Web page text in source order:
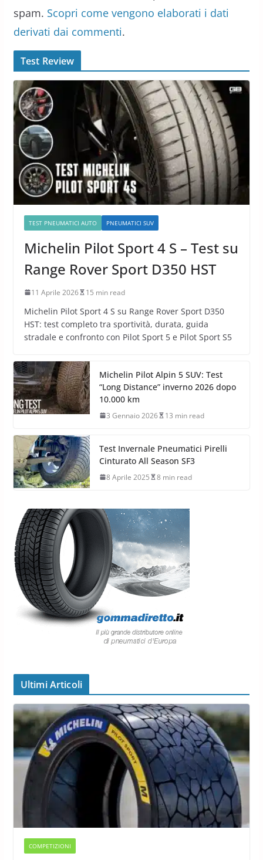
spam. Scopri come vengono elaborati i dati
derivati dai commenti.
Test Review
TEST PNEUMATICI AUTO PNEUMATICI SUV
Michelin Pilot Sport 4 S – Test su
Range Rover Sport D350 HST
11 Aprile 2026 15 min read
Michelin Pilot Sport 4 S su Range Rover Sport D350
HST: test completo tra sportività, durata, guida
stradale e confronto con Pilot Sport 5 e Pilot Sport S5
Michelin Pilot Alpin 5 SUV: Test
“Long Distance” inverno 2026 dopo
10.000 km
3 Gennaio 2026 13 min read
Test Invernale Pneumatici Pirelli
Cinturato All Season SF3
8 Aprile 2025 8 min read
Ultimi Articoli
COMPETIZIONI